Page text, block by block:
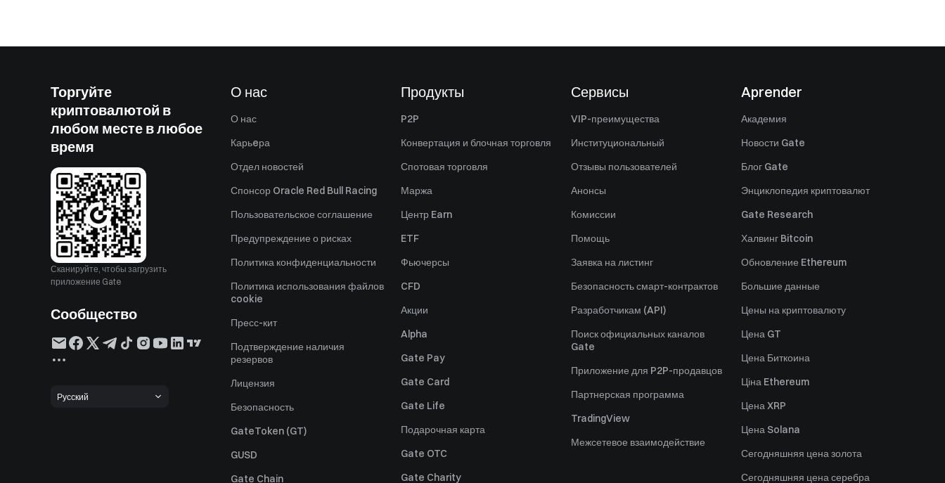
Торгуйте
криптовалютой в
любом месте в любое
время
Сканируйте, чтобы загрузить
приложение Gate
Сообщество
Русский
О нас
О нас
Карьeра
Отдел новостей
Спонсор Oracle Red Bull Racing
Пользовательское соглашение
Предупреждение о рисках
Политика конфиденциальности
Политика использования файлов
cookie
Пресс-кит
Подтверждение наличия
резервов
Лицензия
Безопасность
GateToken (GT)
GUSD
Gate Chain
Продукты
P2P
Конвертация и блочная торговля
Спотовая торговля
Маржа
Центр Earn
ETF
Фьючерсы
CFD
Акции
Alpha
Gate Pay
Gate Card
Gate Life
Подарочная карта
Gate OTC
Gate Charity
Сервисы
VIP-преимущества
Институциональный
Отзывы пользователей
Анонсы
Комиссии
Помощь
Заявка на листинг
Безопасность смарт-контрактов
Разработчикам (API)
Поиск официальных каналов
Gate
Приложение для P2P-продавцов
Партнерская программа
TradingView
Межсетевое взаимодействие
Aprender
Академия
Новости Gate
Блог Gate
Энциклопедия криптовалют
Gate Research
Халвинг Bitcoin
Обновление Ethereum
Большие данные
Цены на криптовалюту
Цена GT
Цена Биткоина
Ціна Ethereum
Цена XRP
Цена Solana
Сегодняшняя цена золота
Сегодняшняя цена серебра